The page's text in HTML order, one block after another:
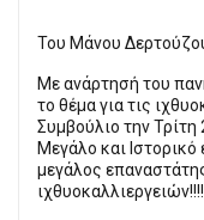
Του Μάνου
Με ανάρτησή του
το θέμα για τις
Συμβούλιο την Τρίτη
Μεγάλο και
μεγάλος
ιχθυοκαλλιεργειών!!!!